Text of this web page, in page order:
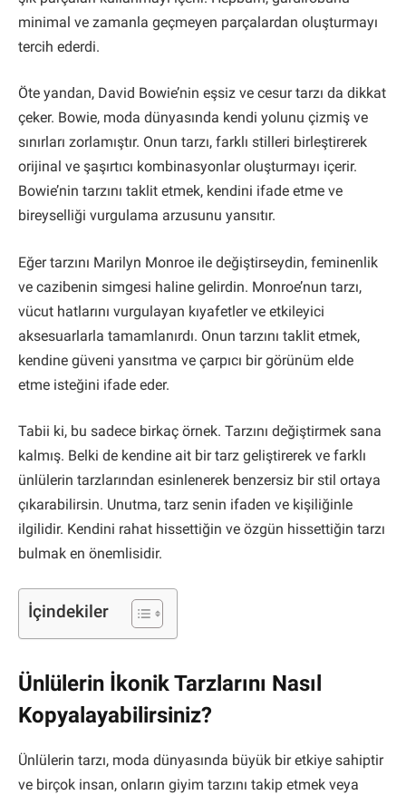
minimal ve zamanla geçmeyen parçalardan oluşturmayı
tercih ederdi.
Öte yandan, David Bowie’nin eşsiz ve cesur tarzı da dikkat
çeker. Bowie, moda dünyasında kendi yolunu çizmiş ve
sınırları zorlamıştır. Onun tarzı, farklı stilleri birleştirerek
orijinal ve şaşırtıcı kombinasyonlar oluşturmayı içerir.
Bowie’nin tarzını taklit etmek, kendini ifade etme ve
bireyselliği vurgulama arzusunu yansıtır.
Eğer tarzını Marilyn Monroe ile değiştirseydin, feminenlik
ve cazibenin simgesi haline gelirdin. Monroe’nun tarzı,
vücut hatlarını vurgulayan kıyafetler ve etkileyici
aksesuarlarla tamamlanırdı. Onun tarzını taklit etmek,
kendine güveni yansıtma ve çarpıcı bir görünüm elde
etme isteğini ifade eder.
Tabii ki, bu sadece birkaç örnek. Tarzını değiştirmek sana
kalmış. Belki de kendine ait bir tarz geliştirerek ve farklı
ünlülerin tarzlarından esinlenerek benzersiz bir stil ortaya
çıkarabilirsin. Unutma, tarz senin ifaden ve kişiliğinle
ilgilidir. Kendini rahat hissettiğin ve özgün hissettiğin tarzı
bulmak en önemlisidir.
İçindekiler
Ünlülerin İkonik Tarzlarını Nasıl
Kopyalayabilirsiniz?
Ünlülerin tarzı, moda dünyasında büyük bir etkiye sahiptir
ve birçok insan, onların giyim tarzını takip etmek veya